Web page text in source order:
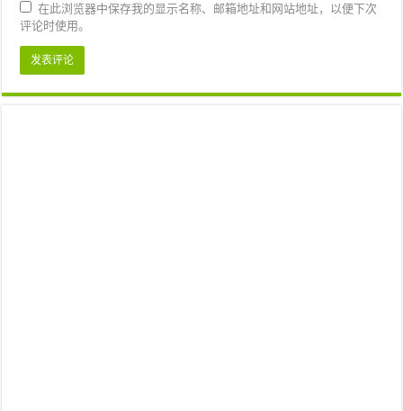
在此浏览器中保存我的显示名称、邮箱地址和网站地址，以便下次
评论时使用。